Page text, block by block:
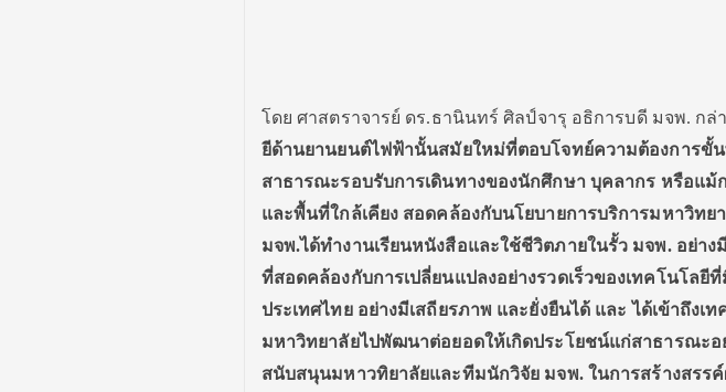
โดย ศาสตราจารย์ ดร.ธานินทร์ ศิลป์จารุ อธิการบดี มจพ. กล่
ยีด้านยานยนต์ไฟฟ้านั้นสมัยใหม่ที่ตอบโจทย์ความต้องการ
สาธารณะรอบรับการเดินทางของนักศึกษา บุคลากร หรือแ
และพื้นที่ใกล้เคียง สอดคล้องกับนโยบายการบริการมหาวิท
มจพ.ได้ทำงานเรียนหนังสือและใช้ชีวิตภายในรั้ว มจพ. อย่า
ที่สอดคล้องกับการเปลี่ยนแปลงอย่างรวดเร็วของเทคโนโล
ประเทศไทย อย่างมีเสถียรภาพ และยั่งยืนได้ และได้เข้าถึงเ
มหาวิทยาลัยไปพัฒนาต่อยอดให้เกิดประโยชน์แก่สาธารณะ
สนับสนุนมหาวทิยาลัยและทีมนักวิจัย มจพ. ในการสร้างสรร